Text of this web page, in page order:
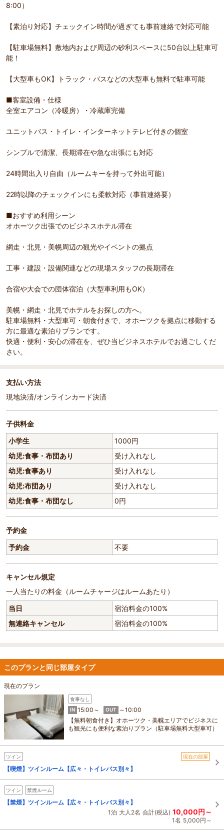
8:00）
【素泊り対応】チェックイン時間が過ぎても事前連絡で対応可能
【駐車場無料】敷地内および周辺の砂利スペースに50台以上駐車可
能！
【大型車もOK】トラック・バスなどの大型車も無料で駐車可能
■客室設備・仕様
全室エアコン（冷暖房）・冷蔵庫完備
ユニットバス・トイレ・インターネットテレビ付きの個室
シンプルで清潔、長期滞在や急な出張にも対応
24時間出入り自由（ルームキーを持って外出可能）
22時以降のチェックインにも柔軟対応（事前連絡要）
■おすすめ利用シーン
オホーツク出張でのビジネスホテル滞在
網走・北見・美幌周辺の観光やイベントの拠点
工事・建設・設備関連などの現場スタッフの長期滞在
合宿や大会での団体宿泊（大型車利用もOK）
美幌・網走・北見でホテルをお探しの方へ。
駐車場無料・大型車可・朝食付きで、オホーツクを拠点に移動する
方に最適な素泊りプランです。
快適・便利・安心の滞在を、ぜひ当ビジネスホテルでお過ごしくだ
さい。
支払い方法
現地決済/オンラインカード決済
子供料金
小学生
1000円
幼児:食事・布団あり
受け入れなし
幼児:食事あり
受け入れなし
幼児:布団あり
受け入れなし
幼児:食事・布団なし
0円
予約金
予約金
不要
キャンセル規定
一人当たりの料金（ルームチャージはルームあたり）
当日
宿泊料金の100%
無連絡キャンセル
宿泊料金の100%
このプランと同じ部屋タイプ
現在のプラン
食事なし
IN 15:00～ OUT
～10:00
【無料朝食付き】オホーツク・美幌エリアでビジネスに
も観光にも便利な素泊りプラン（駐車場無料大型車可）
ツイン 現在の部屋
【喫煙】ツインルーム【広々・トイレバス別々】
ツイン 禁煙ルーム
【禁煙】ツインルーム【広々・トイレバス別々】
1泊 大人2名 合計(税込) 10,000円～
1名 5,000円～